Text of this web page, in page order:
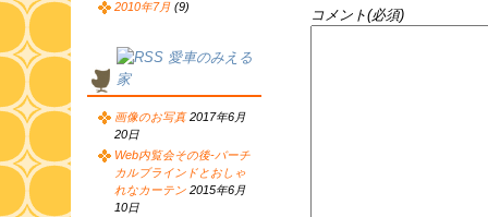
コメント(必須)
2010年7月 (9)
愛車のみえる
家
画像のお写真 2017年6月
20日
Web内覧会その後-バーチ
カルブラインドとおしゃ
れなカーテン 2015年6月
10日